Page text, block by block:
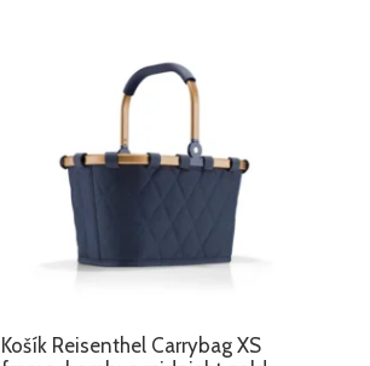
Košík Reisenthel Carrybag XS